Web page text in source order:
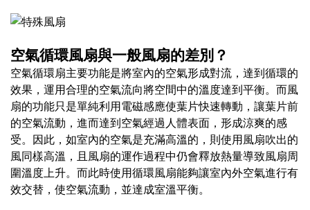
空氣循環風扇與一般風扇的差別？
空氣循環扇主要功能是將室內的空氣形成對流，達到循環的
效果，運用合理的空氣流向將空間中的溫度達到平衡。而風
扇的功能只是單純利用電磁感應使葉片快速轉動，讓葉片前
的空氣流動，進而達到空氣經過人體表面，形成涼爽的感
受。因此，如室內的空氣是充滿高溫的，則使用風扇吹出的
風同樣高溫，且風扇的運作過程中仍會釋放熱量導致風扇周
圍溫度上升。而此時使用循環風扇能夠讓室內外空氣進行有
效交替，使空氣流動，並達成室溫平衡。